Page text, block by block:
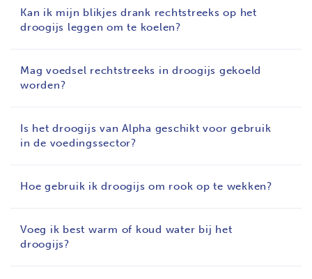
Kan ik mijn blikjes drank rechtstreeks op het
droogijs leggen om te koelen?
Mag voedsel rechtstreeks in droogijs gekoeld
worden?
Is het droogijs van Alpha geschikt voor gebruik
in de voedingssector?
Hoe gebruik ik droogijs om rook op te wekken?
Voeg ik best warm of koud water bij het
droogijs?